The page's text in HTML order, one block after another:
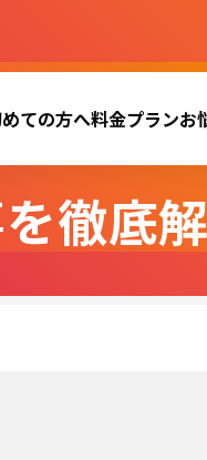
ての方へ料金プランお
徹底